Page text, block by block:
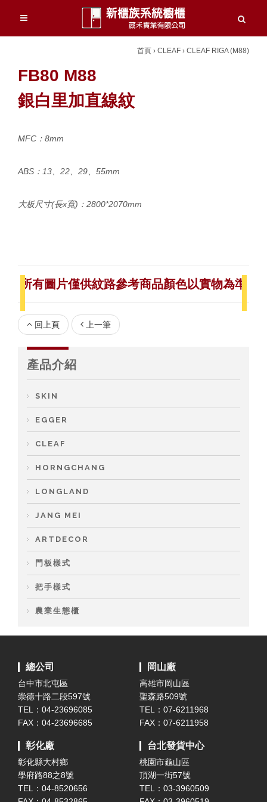
首頁 › CLEAF › CLEAF RIGA (M88)
FB80 M88
銀白里加直線紋
MFC：8mm
ABS：13、22、29、55mm
大板尺寸(長x寬)：2800*2070mm
所有圖片僅供紋路參考商品顏色以實物為準
回上頁 上一筆
產品介紹
SKIN
EGGER
CLEAF
HORNGCHANG
LONGLAND
JANG MEI
ARTDECOR
門板樣式
把手樣式
農業生態櫃
總公司
台中市北屯區
崇德十路二段597號
TEL：04-23696085
FAX：04-23696685
岡山廠
高雄市岡山區
聖森路509號
TEL：07-6211968
FAX：07-6211958
彰化廠
彰化縣大村鄉
學府路88之8號
TEL：04-8520656
台北發貨中心
桃園市龜山區
頂湖一街57號
TEL：03-3960509